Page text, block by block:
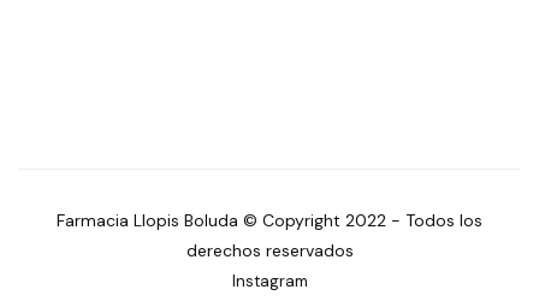
Farmacia Llopis Boluda © Copyright 2022 - Todos los
derechos reservados
Instagram